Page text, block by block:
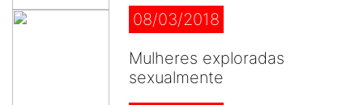
08/03/2018
Mulheres exploradas
sexualmente